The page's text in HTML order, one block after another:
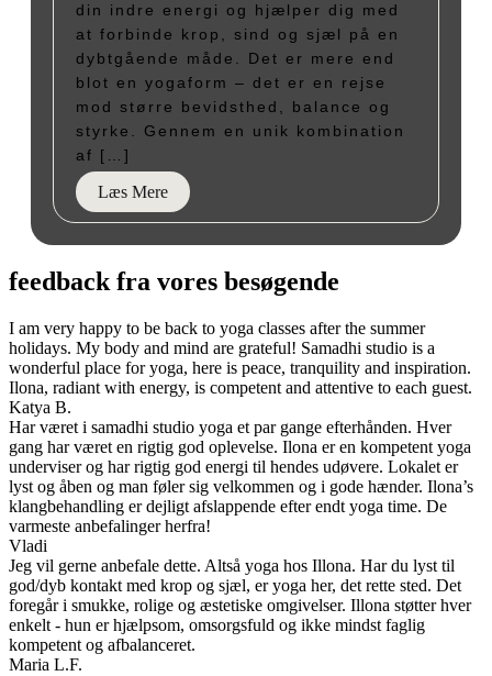
din indre energi og hjælper dig med
at forbinde krop, sind og sjæl på en
dybtgående måde. Det er mere end
blot en yogaform – det er en rejse
mod større bevidsthed, balance og
styrke. Gennem en unik kombination
af […]
Læs Mere
feedback fra vores besøgende
I am very happy to be back to yoga classes after the summer
holidays. My body and mind are grateful! Samadhi studio is a
wonderful place for yoga, here is peace, tranquility and inspiration.
Ilona, ​​radiant with energy, is competent and attentive to each guest.
Katya B.
Har været i samadhi studio yoga et par gange efterhånden. Hver
gang har været en rigtig god oplevelse. Ilona er en kompetent yoga
underviser og har rigtig god energi til hendes udøvere. Lokalet er
lyst og åben og man føler sig velkommen og i gode hænder. Ilona’s
klangbehandling er dejligt afslappende efter endt yoga time. De
varmeste anbefalinger herfra!
Vladi
Jeg vil gerne anbefale dette. Altså yoga hos Illona. Har du lyst til
god/dyb kontakt med krop og sjæl, er yoga her, det rette sted. Det
foregår i smukke, rolige og æstetiske omgivelser. Illona støtter hver
enkelt - hun er hjælpsom, omsorgsfuld og ikke mindst faglig
kompetent og afbalanceret.
Maria L.F.